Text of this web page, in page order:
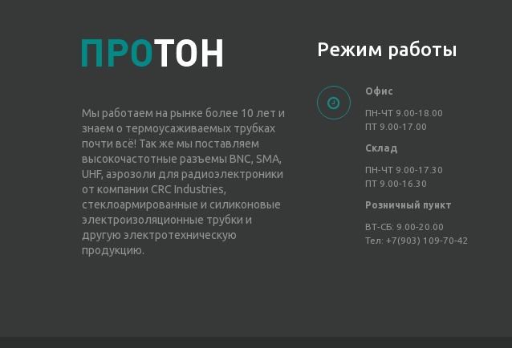
Мы работаем на рынке более 10 лет и
знаем о термоусаживаемых трубках
почти всё! Так же мы поставляем
высокочастотные разъемы BNC, SMA,
UHF, аэрозоли для радиоэлектроники
от компании CRC Industries,
стеклоармированные и силиконовые
электроизоляционные трубки и
другую электротехническую
продукцию.
Режим работы
Офис
ПН-ЧТ 9.00-18.00
ПТ 9.00-17.00
Склад
ПН-ЧТ 9.00-17.30
ПТ 9.00-16.30
Розничный пункт
ВТ-СБ: 9.00-20.00
Тел: +7(903) 109-70-42